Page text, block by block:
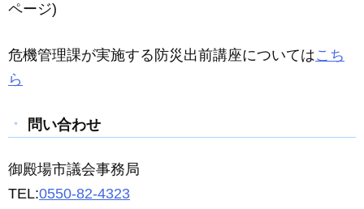
ページ)
危機管理課が実施する防災出前講座についてはこち
ら
問い合わせ
御殿場市議会事務局
TEL:0550-82-4323